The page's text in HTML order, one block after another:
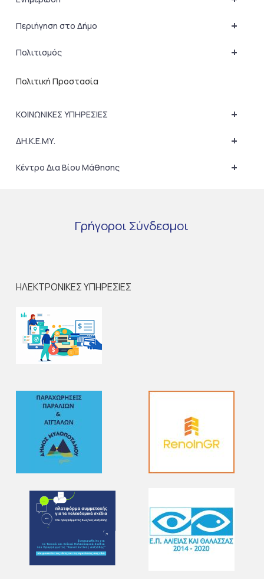
+
Περιήγηση στο Δήμο
+
Πολιτισμός
Πολιτική Προστασία
+
ΚΟΙΝΩΝΙΚΕΣ ΥΠΗΡΕΣΙΕΣ
+
ΔΗ.Κ.Ε.ΜΥ.
+
Κέντρο Δια Βίου Μάθησης
Γρήγοροι Σύνδεσμοι
ΗΛΕΚΤΡΟΝΙΚΕΣ ΥΠΗΡΕΣΙΕΣ